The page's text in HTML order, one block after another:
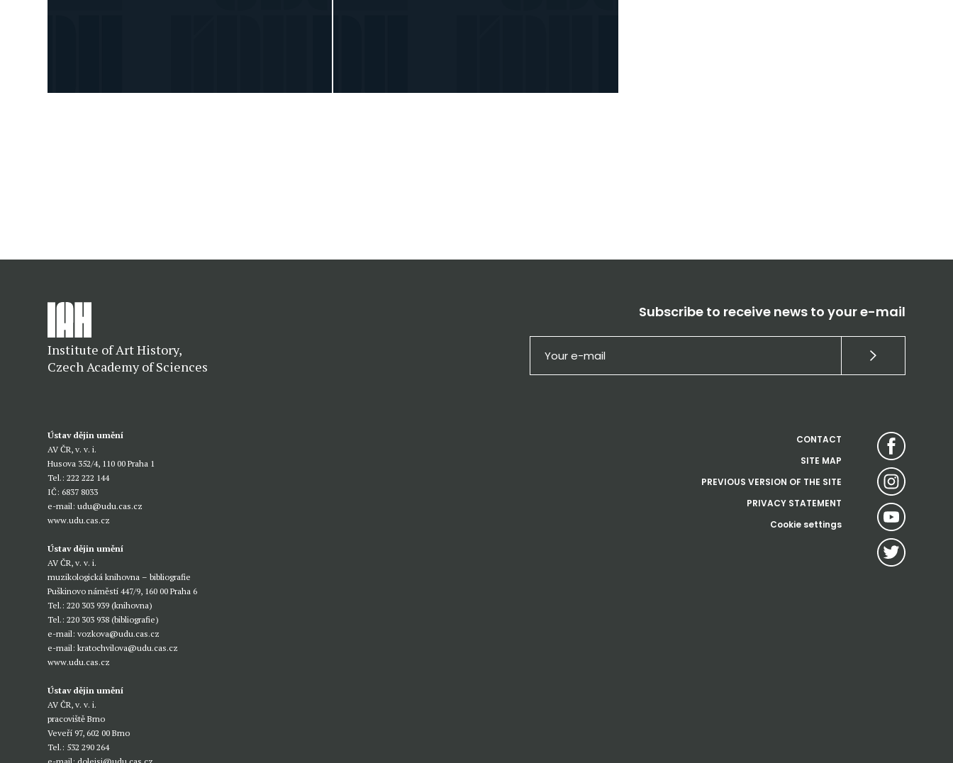
Institute of Art History,
Czech Academy of Sciences
Subscribe to receive news to your e-mail
Ústav dějin umění
AV ČR, v. v. i.
Husova 352/4, 110 00 Praha 1
Tel.: 222 222 144
IČ: 6837 8033
e-mail:udu@udu.cas.cz
www.udu.cas.cz
Ústav dějin umění
AV ČR, v. v. i.
muzikologická knihovna – bibliografie
Puškinovo náměstí 447/9, 160 00 Praha 6
Tel.: 220 303 939 (knihovna)
Tel.: 220 303 938 (bibliografie)
e-mail:vozkova@udu.cas.cz
e-mail:kratochvilova@udu.cas.cz
www.udu.cas.cz
Ústav dějin umění
AV ČR, v. v. i.
pracoviště Brno
Veveří 97, 602 00 Brno
Tel.: 532 290 264
CONTACT
SITE MAP
PREVIOUS VERSION OF THE SITE
PRIVACY STATEMENT
Cookie settings